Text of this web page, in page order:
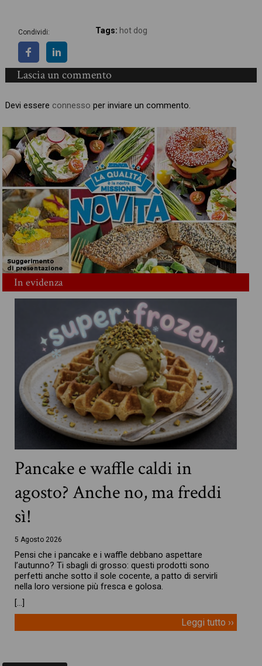
Condividi: Tags: hot dog
Lascia un commento
Devi essere connesso per inviare un commento.
In evidenza
Pancake e waffle caldi in
agosto? Anche no, ma freddi
sì!
5 Agosto 2026
Pensi che i pancake e i waffle debbano aspettare
l’autunno? Ti sbagli di grosso: questi prodotti sono
perfetti anche sotto il sole cocente, a patto di servirli
nella loro versione più fresca e golosa.
[…]
Leggi tutto ››